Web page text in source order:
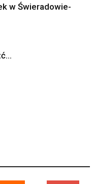
w Świeradowie-